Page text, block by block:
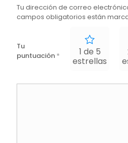
Tu dirección de correo
campos obligatorios están
Tu
puntuación *
1 de 5
estrellas